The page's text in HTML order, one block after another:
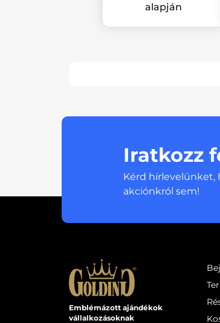
alapján
Iratkozz
Kérd hírlevelünket,
akciónkról sem!
Emblémázott ajándékok
vállalkozásoknak